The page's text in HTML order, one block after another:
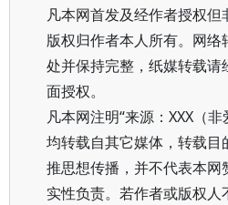
凡本网首发及经作者授权但
版权归作者本人所有。网络
处并保持完整，纸媒转载请
面授权。
凡本网注明“来源：XXX（非
均转载自其它媒体，转载目
推思想传播，并不代表本网
实性负责。若作者或版权人